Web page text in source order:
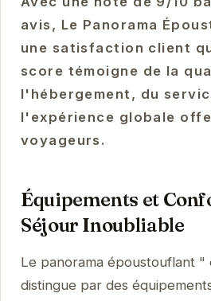
avis, Le Panorama
une satisfaction client
score témoigne de la
l'hébergement, du
l'expérience globale
voyageurs.
Équipements et
Séjour Inoubliable
Le panorama époustouflant "
distingue par des